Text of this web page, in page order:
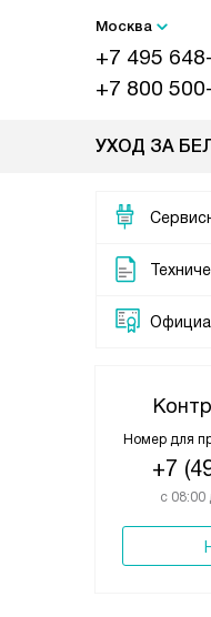
Москва
+7 495
+7 800
УХОД ЗА
Номер для
+7
с 08:00